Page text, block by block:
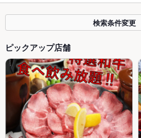
検索条件変更
ピックアップ店舗